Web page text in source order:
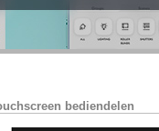
bediendelen